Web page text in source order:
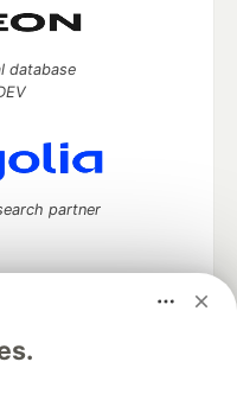
database
partner
and keep up software
software career